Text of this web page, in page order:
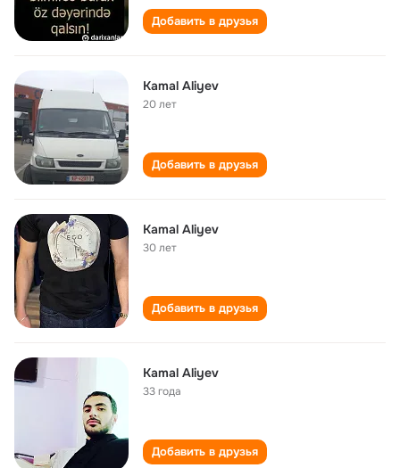
Добавить в друзья
Kamal Aliyev
20 лет
Добавить в друзья
Kamal Aliyev
30 лет
Добавить в друзья
Kamal Aliyev
33 года
Добавить в друзья